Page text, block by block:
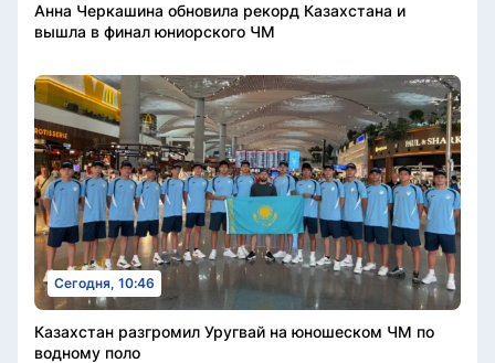
Анна Черкашина обновила рекорд Казахстана и
вышла в финал юниорского ЧМ
Сегодня, 10:46
Казахстан разгромил Уругвай на юношеском ЧМ по
водному поло